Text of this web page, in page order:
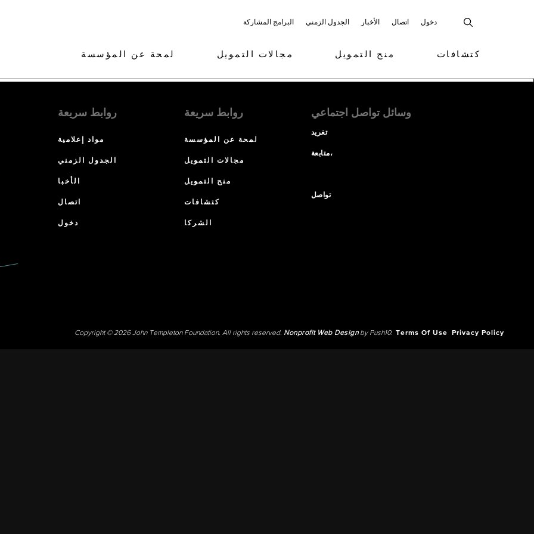
البرامج المشاركة الجدول الزمني الأخبار اتصال دخول
لمحة عن المؤسسة مجالات التمويل منح التمويل كتشافات
روابط سريعة
مواد إعلامية
الجدول الزمني
الأخبا
اتصال
دخول
روابط سريعة
لمحة عن المؤسسة
مجالات التمويل
منح التمويل
كتشافات
الشركا
وسائل تواصل اجتماعي
تغريد
متابعة،
تواصل
Copyright © 2026 John Templeton Foundation. All rights reserved. Nonprofit Web Designby Push10. Terms Of Use Privacy Policy